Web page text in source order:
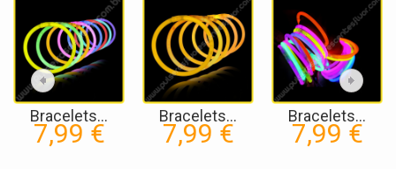
Bracelets...
7,99 €
Bracelets...
7,99 €
Bracelets...
7,99 €